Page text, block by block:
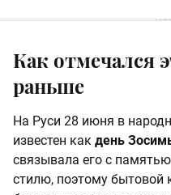
Как отмечался
раньше
На Руси 28 июня в
известен как день
связывала его с
стилю, поэтому бытовой